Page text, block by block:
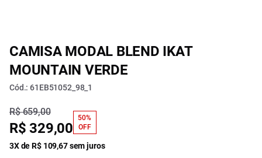
CAMISA MODAL BLEND IKAT
MOUNTAIN VERDE
Cód.: 61EB51052_98_1
R$ 659,00
R$ 329,00
50%
OFF
3X de R$ 109,67 sem juros